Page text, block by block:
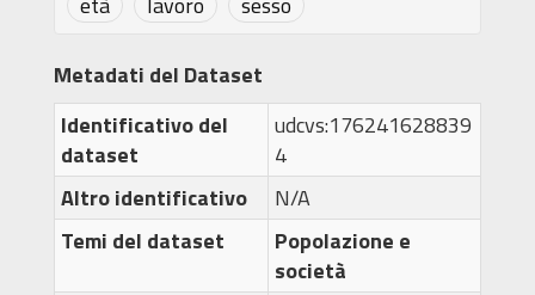
Metadati del Dataset
Identificativo del
dataset
udcvs:176241628839
4
Altro identificativo
N/A
Temi del dataset
Popolazione e
società